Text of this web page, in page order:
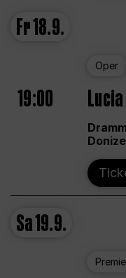
Fr18.9.
Oper
19:00
Sa19.9.